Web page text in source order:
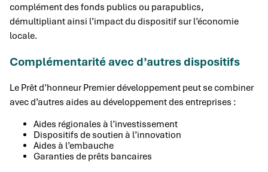
complément des fonds publics ou parapublics,
démultipliant ainsi l’impact du dispositif sur l’économie
locale.
Complémentarité avec d’autres dispositifs
Le Prêt d’honneur Premier développement peut se combiner
avec d’autres aides au développement des entreprises :
Aides régionales à l’investissement
Dispositifs de soutien à l’innovation
Aides à l’embauche
Garanties de prêts bancaires